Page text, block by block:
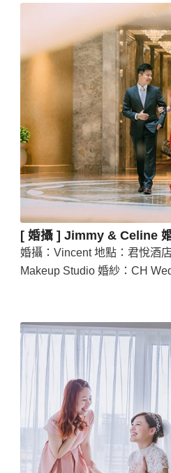
[ 婚攝 ] Jimmy & Celine
婚攝：Vincent 地點：君悅酒
Makeup Studio 婚紗：CH